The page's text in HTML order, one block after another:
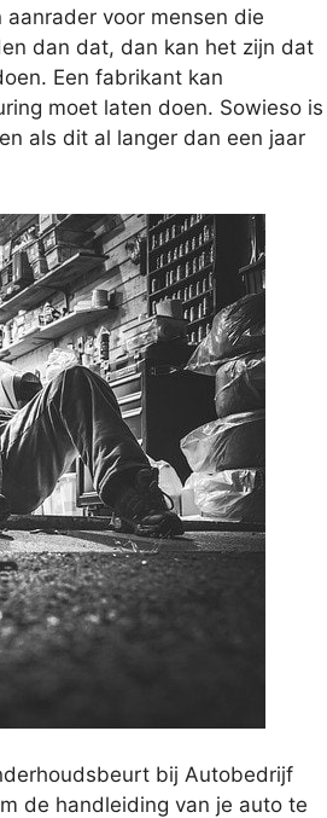
voor mensen die
dan dat, dan kan het zijn dat
Een fabrikant kan
moet laten doen. Sowieso is
als dit al langer dan een jaar
bij Autobedrijf
de handleiding van je auto te